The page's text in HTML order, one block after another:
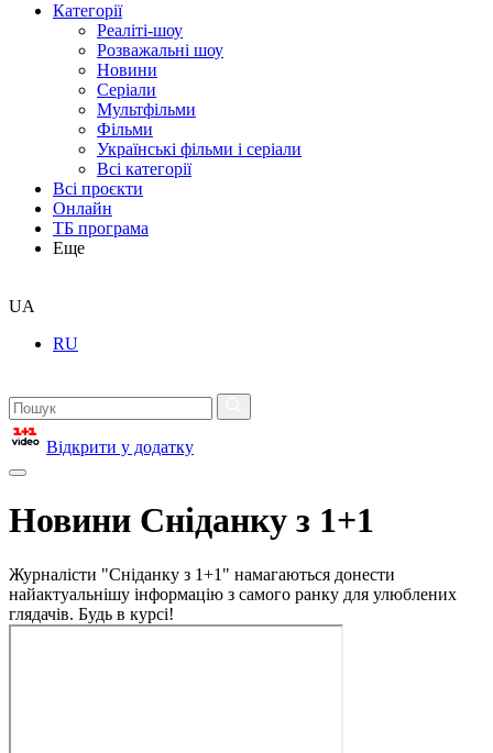
Категорії
Реаліті-шоу
Розважальні шоу
Новини
Серіали
Мультфільми
Фільми
Українські фільми і серіали
Всі категорії
Всі проєкти
Онлайн
ТБ програма
Еще
UA
RU
Відкрити у додатку
Новини Сніданку з 1+1
Журналісти "Сніданку з 1+1" намагаються донести
найактуальнішу інформацію з самого ранку для улюблених
глядачів. Будь в курсі!